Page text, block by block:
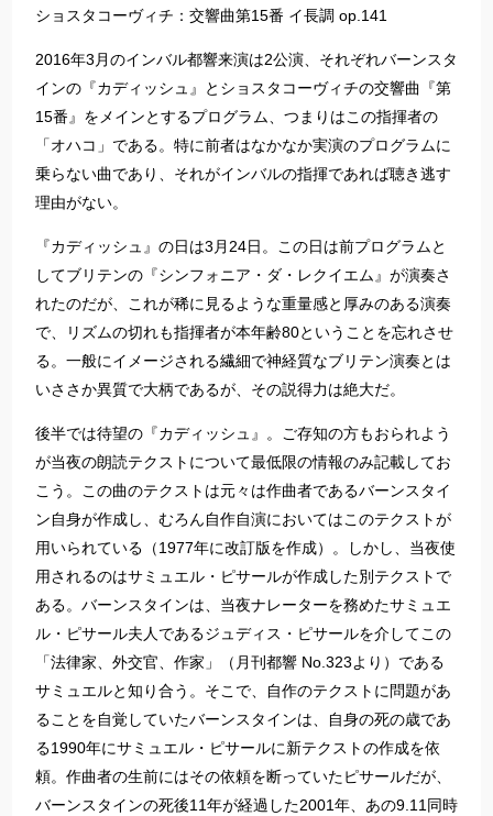
ショスタコーヴィチ：交響曲第15番 イ長調 op.141
2016年3月のインバル都響来演は2公演、それぞれバーンスタ
インの『カディッシュ』とショスタコーヴィチの交響曲『第
15番』をメインとするプログラム、つまりはこの指揮者の
「オハコ」である。特に前者はなかなか実演のプログラムに
乗らない曲であり、それがインバルの指揮であれば聴き逃す
理由がない。
『カディッシュ』の日は3月24日。この日は前プログラムと
してブリテンの『シンフォニア・ダ・レクイエム』が演奏さ
れたのだが、これが稀に見るような重量感と厚みのある演奏
で、リズムの切れも指揮者が本年齢80ということを忘れさせ
る。一般にイメージされる繊細で神経質なブリテン演奏とは
いささか異質で大柄であるが、その説得力は絶大だ。
後半では待望の『カディッシュ』。ご存知の方もおられよう
が当夜の朗読テクストについて最低限の情報のみ記載してお
こう。この曲のテクストは元々は作曲者であるバーンスタイ
ン自身が作成し、むろん自作自演においてはこのテクストが
用いられている（1977年に改訂版を作成）。しかし、当夜使
用されるのはサミュエル・ピサールが作成した別テクストで
ある。バーンスタインは、当夜ナレーターを務めたサミュエ
ル・ピサール夫人であるジュディス・ピサールを介してこの
「法律家、外交官、作家」（月刊都響 No.323より）である
サミュエルと知り合う。そこで、自作のテクストに問題があ
ることを自覚していたバーンスタインは、自身の死の歳であ
る1990年にサミュエル・ピサールに新テクストの作成を依
頼。作曲者の生前にはその依頼を断っていたピサールだが、
バーンスタインの死後11年が経過した2001年、あの9.11同時